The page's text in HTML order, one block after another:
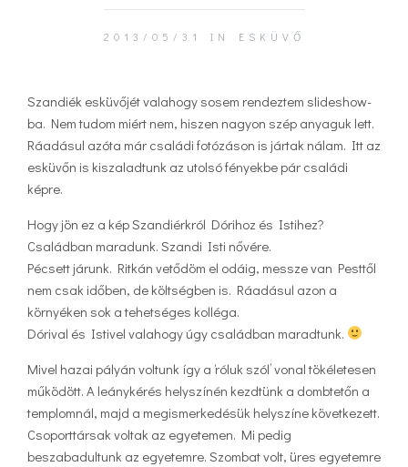
2013/05/31 IN ESKÜVŐ
Szandiék esküvőjét valahogy sosem rendeztem slideshow-
ba. Nem tudom miért nem, hiszen nagyon szép anyaguk lett.
Ráadásul azóta már családi fotózáson is jártak nálam. Itt az
esküvőn is kiszaladtunk az utolsó fényekbe pár családi
képre.
Hogy jön ez a kép Szandiérkról Dórihoz és Istihez?
Családban maradunk. Szandi Isti nővére.
Pécsett járunk. Ritkán vetődöm el odáig, messze van Pesttől
nem csak időben, de költségben is. Ráadásul azon a
környéken sok a tehetséges kolléga.
Dórival és Istivel valahogy úgy családban maradtunk.
Mivel hazai pályán voltunk így a ‘róluk szól’ vonal tökéletesen
működött. A leánykérés helyszínén kezdtünk a dombtetőn a
templomnál, majd a megismerkedésük helyszíne következett.
Csoporttársak voltak az egyetemen. Mi pedig
beszabadultunk az egyetemre. Szombat volt, üres egyetemre